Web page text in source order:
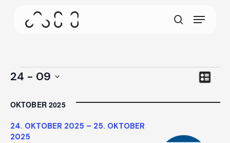
Dieser Bildschirm ermöglicht es Ihrem Gerät,
weniger Energie als nötig zu verbrauchen wenn
Hauptinhalt
springen
Menü
Veranstaltungen
24 - 09
auswählen.
OKTOBER 2025
24. OKTOBER 2025 – 25. OKTOBER
2025